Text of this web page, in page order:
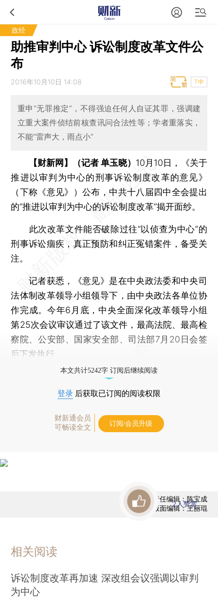
政经
助推审判中心 诉讼制度改革文件公
布
2016年10月10日 14:08 T中
重申“无罪推定”，不得强迫任何人自证其罪，强调建
立重大案件侦结前核查讯问合法性等；学者重落实，
不能“雷声大，雨点小”
【财新网】（记者 单玉晓） 10月10日，《关于
推进以审判为中心的刑事诉讼制度改革的意见》
（下称《意见》）公布，中共十八届四中全会提出
的“推进以审判为中心的诉讼制度改革”揭开面纱。
此次改革文件能否破除过往“以侦查为中心”的
刑事诉讼痼疾，真正预防和纠正冤错案件，备受关
注。
记者获悉，《意见》是在中央政法委和中央司
法体制改革领导小组领导下，由中央政法各单位协
作完成。今年6月底，中央全面深化改革领导小组
第25次会议审议通过了该文件，最高法院、最高检
察院、公安部、国家安全部、司法部7月20日会签
后下发执行。
本文共计5242字 订阅后继续阅读
登录 后获取已订阅的阅读权限
财新通会员
可畅读全文
订阅/会员升级
责任编辑：陈宝成
版面编辑：王丽琨
2人赞赏
相关阅读
诉讼制度改革再加速 深改组会议强调以审判
为中心